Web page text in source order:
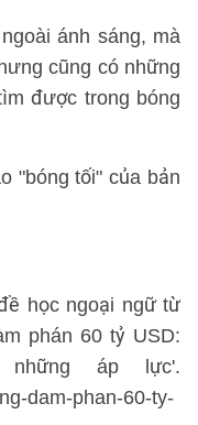
ánh sáng, mà
cũng có những
được trong bóng
"bóng tối" của bản
học ngoại ngữ từ
phán 60 tỷ USD:
áp lực'.
dam-phan-60-ty-